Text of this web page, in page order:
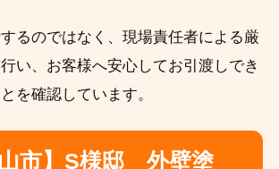
るのではなく、現場責任者による厳
い、お客様へ安心してお引渡しでき
を確認しています。
市】S様邸 外壁塗